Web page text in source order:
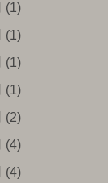
(1)
(1)
(1)
(1)
(2)
(4)
(4)